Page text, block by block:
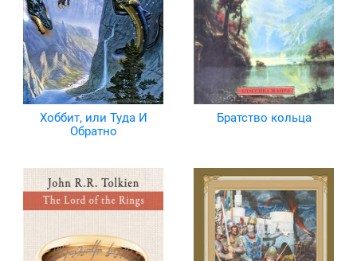
Хоббит, или Туда И
Обратно
Братство кольца